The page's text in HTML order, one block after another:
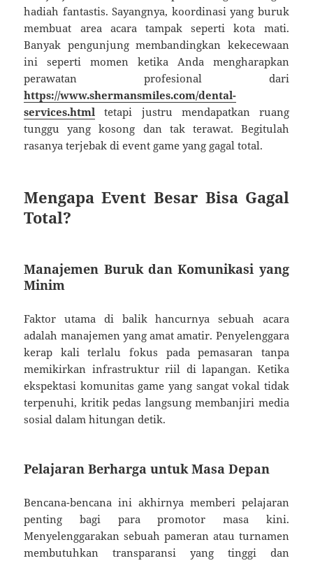
hadiah fantastis. Sayangnya, koordinasi yang buruk
membuat area acara tampak seperti kota mati.
Banyak pengunjung membandingkan kekecewaan
ini seperti momen ketika Anda mengharapkan
perawatan profesional dari
https://www.shermansmiles.com/dental-
services.html tetapi justru mendapatkan ruang
tunggu yang kosong dan tak terawat. Begitulah
rasanya terjebak di event game yang gagal total.
Mengapa Event Besar Bisa Gagal
Total?
Manajemen Buruk dan Komunikasi yang
Minim
Faktor utama di balik hancurnya sebuah acara
adalah manajemen yang amat amatir. Penyelenggara
kerap kali terlalu fokus pada pemasaran tanpa
memikirkan infrastruktur riil di lapangan. Ketika
ekspektasi komunitas game yang sangat vokal tidak
terpenuhi, kritik pedas langsung membanjiri media
sosial dalam hitungan detik.
Pelajaran Berharga untuk Masa Depan
Bencana-bencana ini akhirnya memberi pelajaran
penting bagi para promotor masa kini.
Menyelenggarakan sebuah pameran atau turnamen
membutuhkan transparansi yang tinggi dan